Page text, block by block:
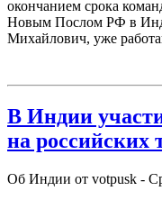
окончанием срока
Новым Послом РФ в
Михайлович, уже
В Индии
на российских
Об Индии от votpusk -